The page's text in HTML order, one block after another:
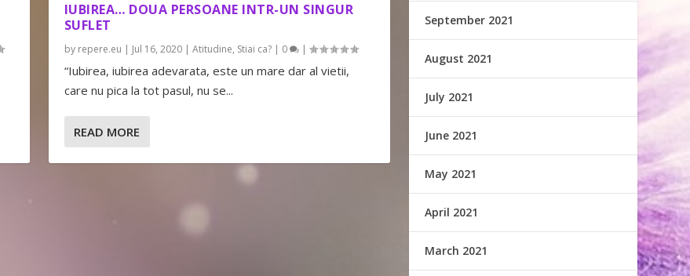
IUBIREA… DOUA PERSOANE INTR-UN SINGUR
SUFLET
by repere.eu | Jul 16, 2020| Atitudine, Stiai ca?| 0 |
“Iubirea, iubirea adevarata, este un mare dar al vietii,
care nu pica la tot pasul, nu se...
READ MORE
September 2021
August 2021
July 2021
June 2021
May 2021
April 2021
March 2021